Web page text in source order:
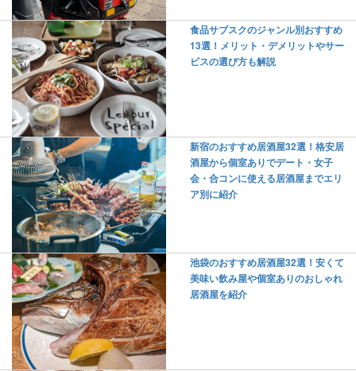
食品サブスクのジャンル別おすすめ
13選！メリット・デメリットやサー
ビスの選び方も解説
新宿のおすすめ居酒屋32選！格安居
酒屋から個室ありでデート・女子
会・合コンに使える居酒屋までエリ
ア別に紹介
池袋のおすすめ居酒屋32選！安くて
美味い飲み屋や個室ありのおしゃれ
居酒屋を紹介